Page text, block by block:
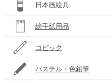
日本画絵具
絵手紙用品
コピック
パステル・色鉛筆